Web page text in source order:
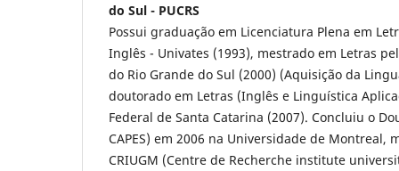
do Sul - PUCRS
Possui graduação em Licenciatura Plena em
Inglês - Univates (1993), mestrado em Letras
do Rio Grande do Sul (2000) (Aquisição da
doutorado em Letras (Inglês e Linguística
Federal de Santa Catarina (2007). Concluiu o
CAPES) em 2006 na Universidade de Montreal,
CRIUGM (Centre de Recherche institute